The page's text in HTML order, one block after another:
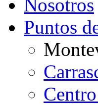
Nosotros
Puntos